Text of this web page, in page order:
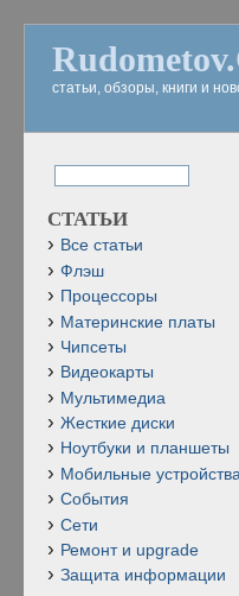
статьи, обзоры, книги и
СТАТЬИ
Все статьи
Флэш
Процессоры
Материнские платы
Чипсеты
Видеокарты
Мультимедиа
Жесткие диски
Ноутбуки и планшеты
Мобильные устройства
События
Сети
Ремонт и upgrade
Защита информации